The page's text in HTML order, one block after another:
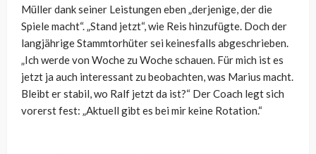
Müller dank seiner Leistungen eben „derjenige, der die
Spiele macht“. „Stand jetzt“, wie Reis hinzufügte. Doch der
langjährige Stammtorhüter sei keinesfalls abgeschrieben.
„Ich werde von Woche zu Woche schauen. Für mich ist es
jetzt ja auch interessant zu beobachten, was Marius macht.
Bleibt er stabil, wo Ralf jetzt da ist?“ Der Coach legt sich
vorerst fest: „Aktuell gibt es bei mir keine Rotation.“